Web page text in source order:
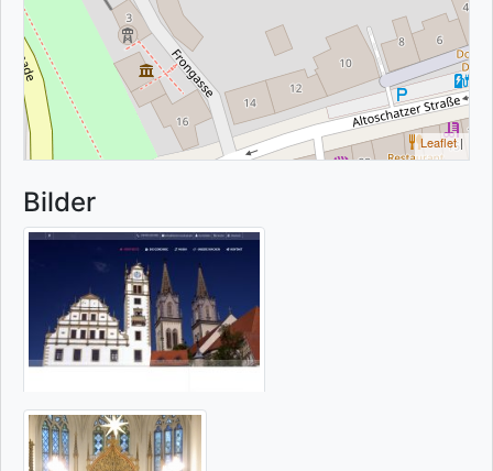
Leaflet|
Bilder